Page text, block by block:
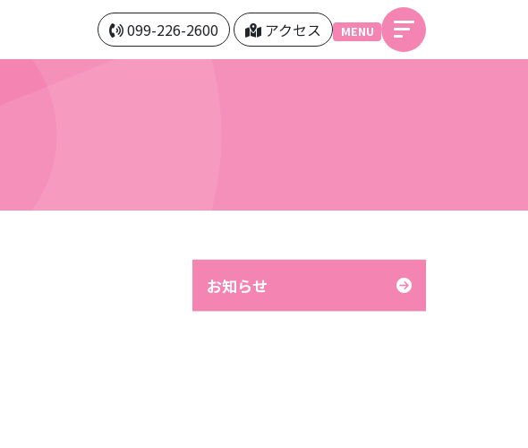
099-226-2600 アクセス MENU
お知らせ